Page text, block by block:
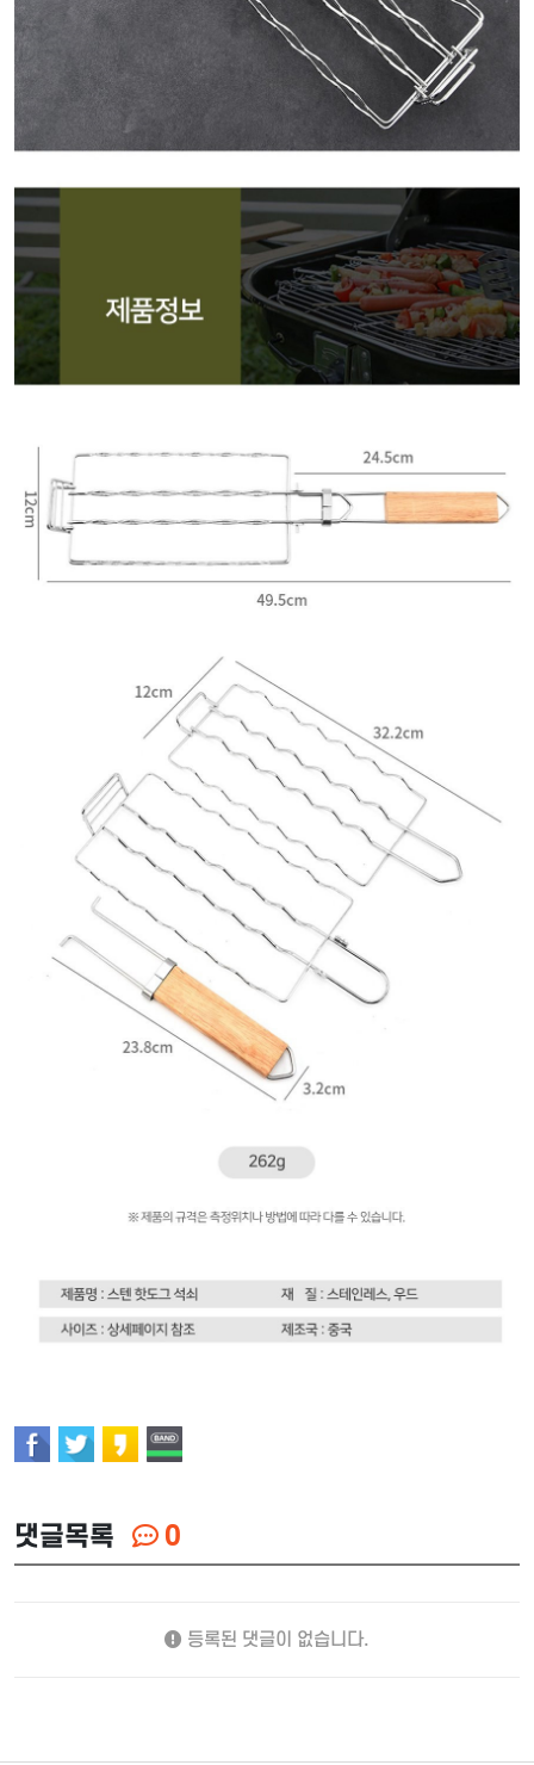
댓글목록 0
등록된 댓글이 없습니다.